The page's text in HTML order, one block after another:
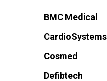
BMC Medical
CardioSystems
Cosmed
Defibtech